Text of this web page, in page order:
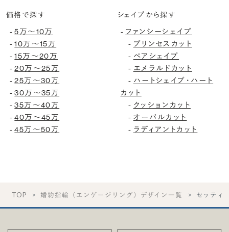
価格で探す
-5万〜10万
-10万〜15万
-15万〜20万
-20万〜25万
-25万〜30万
-30万〜35万
-35万〜40万
-40万〜45万
-45万〜50万
シェイプから探す
- ファンシーシェイプ
- プリンセスカット
- ペアシェイプ
- エメラルドカット
- ハートシェイプ・ハート
カット
- クッションカット
- オーバルカット
- ラディアントカット
TOP 婚約指輪（エンゲージリング）デザイン一覧 セッティ